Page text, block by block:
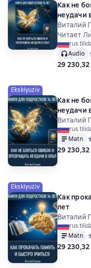
Как не
неудачи
Виталий
Читает
rus
Audio
29
Eksklyuziv
Как не
неудачи
Виталий
rus
Matn
29
Eksklyuziv
Как
лет
Виталий
rus
Matn
29